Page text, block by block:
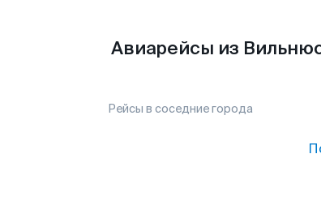
Авиарейсы из
Рейсы в соседние города